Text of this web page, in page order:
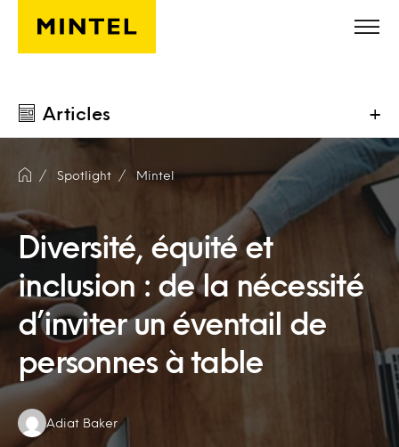
Skip to main content
Articles +
Spotlight Mintel
Diversité, équité et
inclusion : de la nécessité
d’inviter un éventail de
personnes à table
Authors:
Adiat Baker